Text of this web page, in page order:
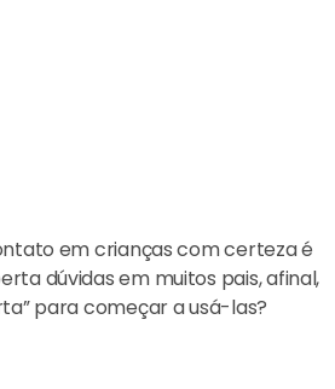
em crianças com certeza é
dúvidas em muitos pais, afinal,
para começar a usá-las?